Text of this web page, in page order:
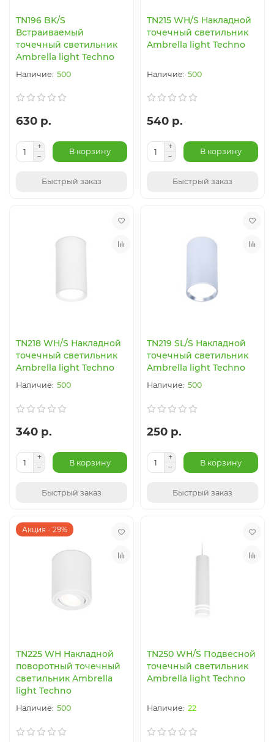
TN196 BK/S
Встраиваемый
точечный светильник
Ambrella light Techno
500
630 р.
В корзину
Быстрый заказ
TN215 WH/S Накладной
точечный светильник
Ambrella light Techno
500
540 р.
В корзину
Быстрый заказ
TN218 WH/S Накладной
точечный светильник
Ambrella light Techno
500
340 р.
В корзину
Быстрый заказ
TN219 SL/S Накладной
точечный светильник
Ambrella light Techno
500
250 р.
В корзину
Быстрый заказ
Акция - 29%
TN225 WH Накладной
поворотный точечный
светильник Ambrella
light Techno
500
TN250 WH/S Подвесной
точечный светильник
Ambrella light Techno
22